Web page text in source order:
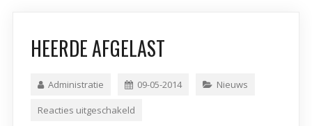
HEERDE AFGELAST
Administratie 09-05-2014 Nieuws
Reacties uitgeschakeld